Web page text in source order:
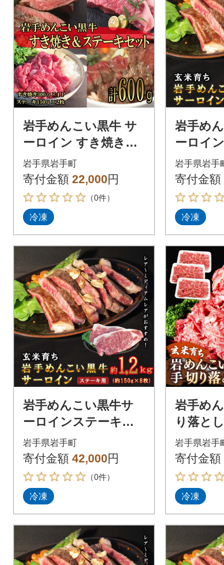
岩手めんこい黒牛 サ
ーロイン すき焼き&
ステーキセット 約600
g
岩手県岩手町
寄付金額 22,000円
（0件）
冷凍
岩手め
ーロイ
岩手県岩手
寄付金額
冷凍
岩手めんこい黒牛サ
ーロインステーキ約1.
2kg(150g×8枚)
岩手県岩手町
寄付金額 42,000円
（0件）
冷凍
岩手め
り落と
産 焼肉
小分け
岩手県岩手
寄付金額
冷凍